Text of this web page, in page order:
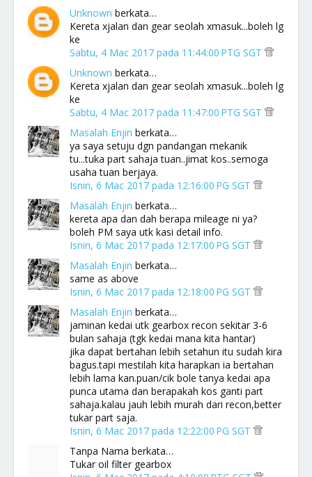
Unknown berkata…
Kereta xjalan dan gear seolah xmasuk...boleh lg
ke
Sabtu, 4 Mac 2017 pada 11:44:00 PTG SGT
Unknown berkata…
Kereta xjalan dan gear seolah xmasuk...boleh lg
ke
Sabtu, 4 Mac 2017 pada 11:47:00 PTG SGT
Masalah Enjin berkata…
ya saya setuju dgn pandangan mekanik
tu...tuka part sahaja tuan..jimat kos..semoga
usaha tuan berjaya.
Isnin, 6 Mac 2017 pada 12:16:00 PG SGT
Masalah Enjin berkata…
kereta apa dan dah berapa mileage ni ya?
boleh PM saya utk kasi detail info.
Isnin, 6 Mac 2017 pada 12:17:00 PG SGT
Masalah Enjin berkata…
same as above
Isnin, 6 Mac 2017 pada 12:18:00 PG SGT
Masalah Enjin berkata…
jaminan kedai utk gearbox recon sekitar 3-6
bulan sahaja (tgk kedai mana kita hantar)
jika dapat bertahan lebih setahun itu sudah kira
bagus.tapi mestilah kita harapkan ia bertahan
lebih lama kan.puan/cik bole tanya kedai apa
punca utama dan berapakah kos ganti part
sahaja.kalau jauh lebih murah dari recon,better
tukar part saja.
Isnin, 6 Mac 2017 pada 12:22:00 PG SGT
Tanpa Nama berkata…
Tukar oil filter gearbox